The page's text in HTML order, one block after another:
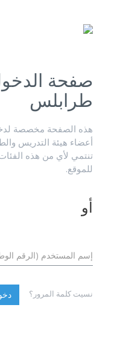
صفحة
طرابلس
هذه الصفحة مخصصة
أعضاء هيئة التدريس
تنتمي لأي من هذه
للموقع.
أو
نسيت كلمة المرور؟